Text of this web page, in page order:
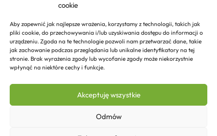
cookie
Aby zapewnić jak najlepsze wrażenia, korzystamy z technologii, takich jak
pliki cookie, do przechowywania i/lub uzyskiwania dostępu do informacji o
urządzeniu. Zgoda na te technologie pozwoli nam przetwarzać dane, takie
jak zachowanie podczas przeglądania lub unikalne identyfikatory na tej
stronie. Brak wyrażenia zgody lub wycofanie zgody może niekorzystnie
wpłynąć na niektóre cechy i funkcje.
Akceptuję wszystkie
Odmów
Realizacja zamówień
Formy płatności
Kontakt